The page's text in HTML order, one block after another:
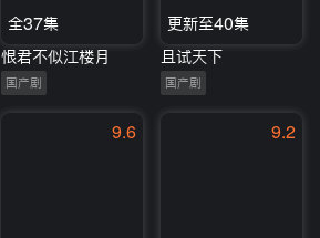
全37集
恨君不似江楼月
国产剧
更新至40集
且试天下
国产剧
9.6 9.2